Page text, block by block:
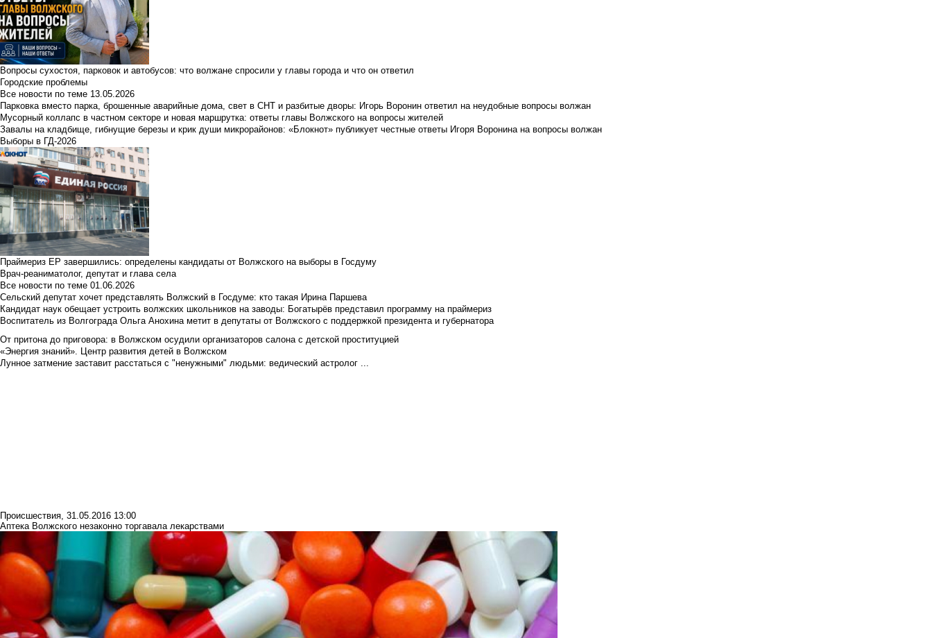
Вопросы сухостоя, парковок и автобусов: что волжане спросили у главы города и что он ответил
Городские проблемы
Все новости по теме 13.05.2026
Парковка вместо парка, брошенные аварийные дома, свет в СНТ и разбитые дворы: Игорь Воронин ответил на неудобные вопросы волжан
Мусорный коллапс в частном секторе и новая маршрутка: ответы главы Волжского на вопросы жителей
Завалы на кладбище, гибнущие березы и крик души микрорайонов: «Блокнот» публикует честные ответы Игоря Воронина на вопросы волжан
Выборы в ГД-2026
Праймериз ЕР завершились: определены кандидаты от Волжского на выборы в Госдуму
Врач-реаниматолог, депутат и глава села
Все новости по теме 01.06.2026
Сельский депутат хочет представлять Волжский в Госдуме: кто такая Ирина Паршева
Кандидат наук обещает устроить волжских школьников на заводы: Богатырёв представил программу на праймериз
Воспитатель из Волгограда Ольга Анохина метит в депутаты от Волжского с поддержкой президента и губернатора
От притона до приговора: в Волжском осудили организаторов салона с детской проституцией
«Энергия знаний». Центр развития детей в Волжском
Лунное затмение заставит расстаться с "ненужными" людьми: ведический астролог ...
Происшествия, 31.05.2016 13:00
Аптека Волжского незаконно торгавала лекарствами